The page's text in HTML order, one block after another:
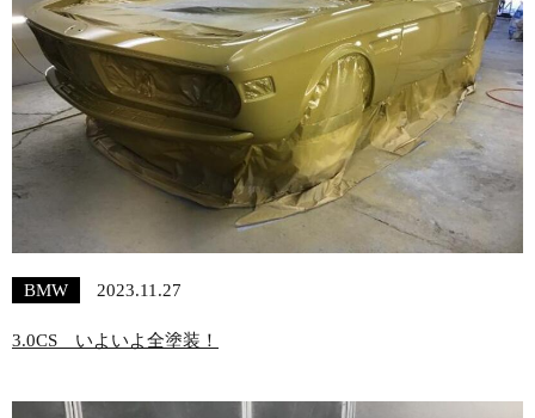
BMW 2023.11.27
3.0CS いよいよ全塗装！